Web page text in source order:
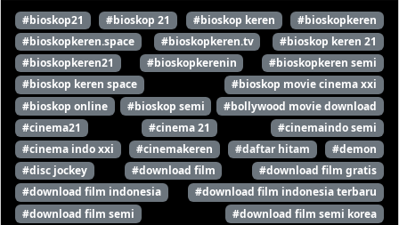
#bioskop21 #bioskop 21 #bioskop keren
#bioskopkeren
#bioskopkeren.space
#bioskopkeren.tv
#bioskop keren 21
#bioskopkeren21
#bioskopkerenin
#bioskopkeren semi
#bioskop keren space
#bioskop movie cinema xxi
#bioskop online
#bioskop semi
#bollywood movie download
#cinema21
#cinema 21
#cinemaindo semi
#cinema indo xxi
#cinemakeren #daftar hitam
#demon
#disc jockey
#download film
#download film gratis
#download film indonesia
#download film indonesia terbaru
#download film semi
#download film semi korea